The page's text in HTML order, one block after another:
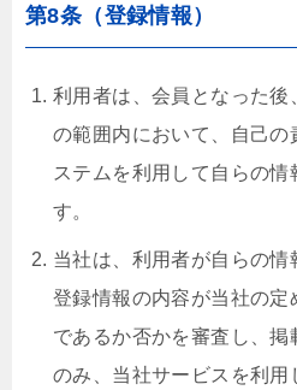
第8条（登録情報）
利用者は、会員となった
の範囲内において、自己
ステムを利用して自らの情
す。
当社は、利用者が自らの情
登録情報の内容が当社の
であるか否かを審査し、
のみ、当社サービスを利